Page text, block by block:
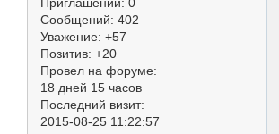
Сообщений: 402
Уважение: +57
Позитив: +20
Провел на форуме:
18 дней 15 часов
Последний визит:
2015-08-25 11:22:57